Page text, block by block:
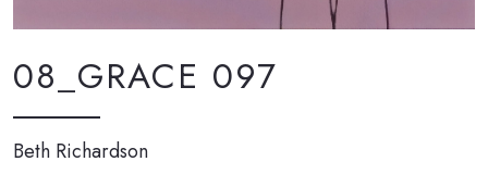
08_GRACE 097
Beth Richardson